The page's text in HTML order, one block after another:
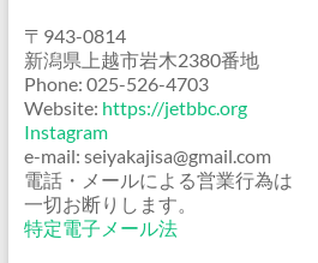
〒943-0814
新潟県上越市岩木2380番地
Phone: 025-526-4703
Website: https://jetbbc.org
Instagram
e-mail: seiyakajisa@gmail.com
電話・メールによる営業行為は
一切お断りします。
特定電子メール法